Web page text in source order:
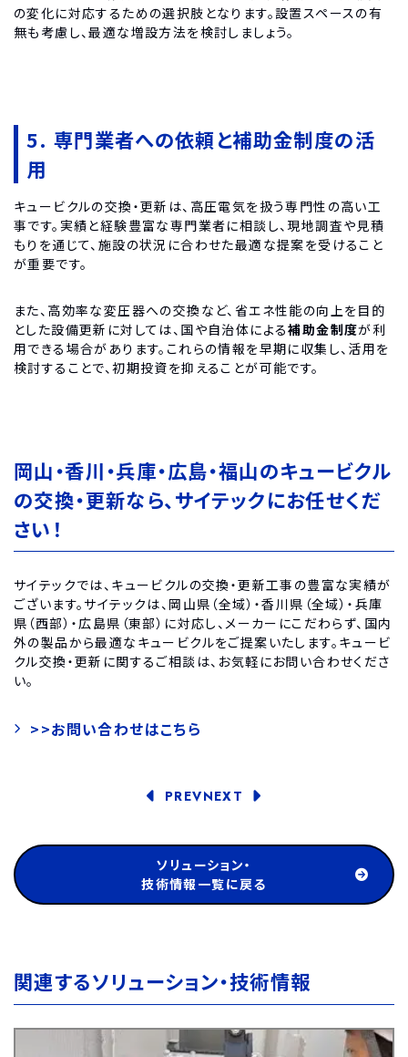
の変化に対応するための選択肢となります。設置スペースの有
無も考慮し、最適な増設方法を検討しましょう。
5. 専門業者への依頼と補助金制度の活
用
キュービクルの交換・更新は、高圧電気を扱う専門性の高い工
事です。実績と経験豊富な専門業者に相談し、現地調査や見積
もりを通じて、施設の状況に合わせた最適な提案を受けること
が重要です。
また、高効率な変圧器への交換など、省エネ性能の向上を目的
とした設備更新に対しては、国や自治体による補助金制度が利
用できる場合があります。これらの情報を早期に収集し、活用を
検討することで、初期投資を抑えることが可能です。
岡山・香川・兵庫・広島・福山のキュービクル
の交換・更新なら、サイテックにお任せくだ
さい！
サイテックでは、キュービクルの交換・更新工事の豊富な実績が
ございます。サイテックは、岡山県（全域）・香川県（全域）・兵庫
県（西部）・広島県（東部）に対応し、メーカーにこだわらず、国内
外の製品から最適なキュービクルをご提案いたします。キュービ
クル交換・更新に関するご相談は、お気軽にお問い合わせくださ
い。
>>お問い合わせはこちら
PREVNEXT
ソリューション・
技術情報一覧に戻る
関連するソリューション・技術情報